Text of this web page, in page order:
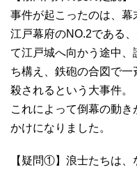
事件が起こったのは、幕
江戸幕府のNO.2である
て江戸城へ向かう途中
ち構え、鉄砲の合図で
殺されるという大事件。
これによって倒幕の動
かけになりました。
【疑問①】浪士たちは